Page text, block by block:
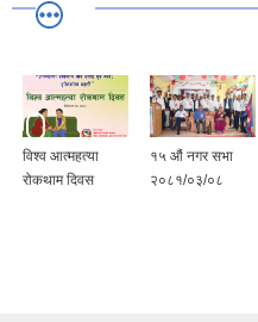
विश्व आत्महत्या
रोकथाम दिवस
१५ ‍औं नगर सभा
२०८१/०३/०८